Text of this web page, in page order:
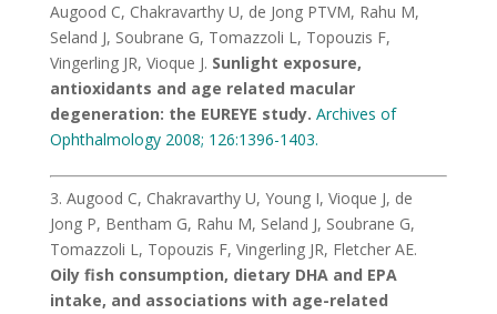
Augood C, Chakravarthy U, de Jong PTVM, Rahu M,
Seland J, Soubrane G, Tomazzoli L, Topouzis F,
Vingerling JR, Vioque J. Sunlight exposure,
antioxidants and age related macular
degeneration: the EUREYE study. Archives of
Ophthalmology 2008; 126:1396-1403.
3. Augood C, Chakravarthy U, Young I, Vioque J, de
Jong P, Bentham G, Rahu M, Seland J, Soubrane G,
Tomazzoli L, Topouzis F, Vingerling JR, Fletcher AE.
Oily fish consumption, dietary DHA and EPA
intake, and associations with age-related